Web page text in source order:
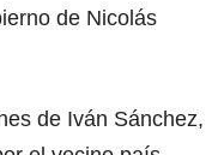
de Nicolás
de Iván Sánchez,